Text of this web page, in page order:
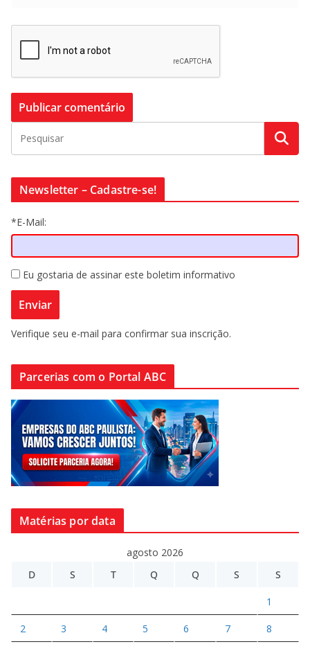
Newsletter – Cadastre-se!
*E-Mail:
Eu gostaria de assinar este boletim informativo
Verifique seu e-mail para confirmar sua inscrição.
Parcerias com o Portal ABC
Matérias por data
agosto 2026
D
S T Q Q S S
1
2 3 4 5 6 7 8